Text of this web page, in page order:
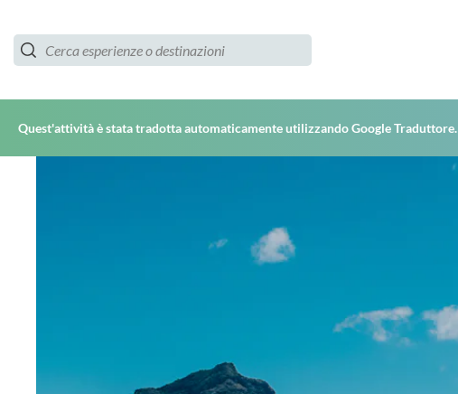
Quest'attività è stata tradotta automaticamente utilizzando Google Traduttore.